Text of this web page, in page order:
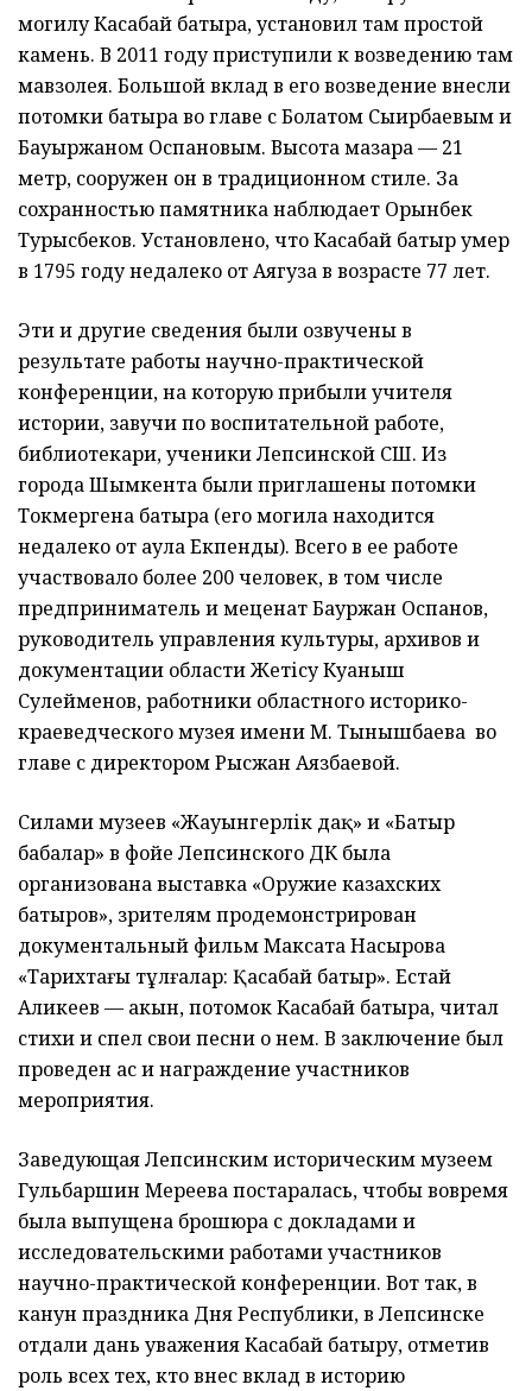
могилу Касабай батыра, установил там простой
камень. В 2011 году приступили к возведению там
мавзолея. Большой вклад в его возведение внесли
потомки батыра во главе с Болатом Сыирбаевым и
Бауыржаном Оспановым. Высота мазара — 21
метр, сооружен он в традиционном стиле. За
сохранностью памятника наблюдает Орынбек
Турысбеков. Установлено, что Касабай батыр умер
в 1795 году недалеко от Аягуза в возрасте 77 лет.
Эти и другие сведения были озвучены в
результате работы научно-практической
конференции, на которую прибыли учителя
истории, завучи по воспитательной работе,
библиотекари, ученики Лепсинской СШ. Из
города Шымкента были приглашены потомки
Токмергена батыра (его могила находится
недалеко от аула Екпенды). Всего в ее работе
участвовало более 200 человек, в том числе
предприниматель и меценат Бауржан Оспанов,
руководитель управления культуры, архивов и
документации области Жетісу Куаныш
Сулейменов, работники областного историко-
краеведческого музея имени М. Тынышбаева во
главе с директором Рысжан Аязбаевой.
Силами музеев «Жауынгерлік даңқ» и «Батыр
бабалар» в фойе Лепсинского ДК была
организована выставка «Оружие казахских
батыров», зрителям продемонстрирован
документальный фильм Максата Насырова
«Тарихтағы тұлғалар: Қасабай батыр». Естай
Аликеев — акын, потомок Касабай батыра, читал
стихи и спел свои песни о нем. В заключение был
проведен ас и награждение участников
мероприятия.
Заведующая Лепсинским историческим музеем
Гульбаршин Мереева постаралась, чтобы вовремя
была выпущена брошюра с докладами и
исследовательскими работами участников
научно-практической конференции. Вот так, в
канун праздника Дня Республики, в Лепсинске
отдали дань уважения Касабай батыру, отметив
роль всех тех, кто внес вклад в историю